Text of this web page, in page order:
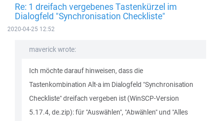
Re: 1 dreifach vergebenes Tastenkürzel im
Dialogfeld "Synchronisation Checkliste"
2020-04-25 12:52
maverick wrote:
Ich möchte darauf hinweisen, dass die
Tastenkombination Alt-a im Dialogfeld "Synchronisation
Checkliste" dreifach vergeben ist (WinSCP-Version
5.17.4, de.zip): für "Auswählen", "Abwählen" und "Alles